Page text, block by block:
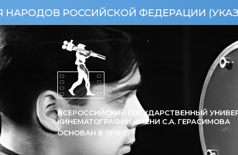
ФЕДЕРАЦИИ (УКАЗ
ВСЕРОССИЙСКИЙ ГОСУДАРСТВЕННЫЙ
КИНЕМАТОГРАФИИ ИМЕНИ С.А. ГЕРАСИМОВА
ОСНОВАН В 1919 Г.